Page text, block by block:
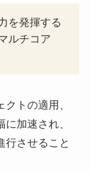
を発揮する
ルチコア
トの適用、
加速され、
行させること